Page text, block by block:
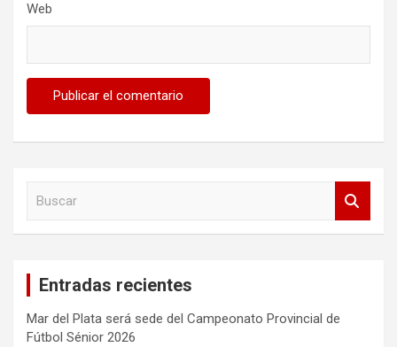
Web
Entradas recientes
Mar del Plata será sede del Campeonato Provincial de
Fútbol Sénior 2026